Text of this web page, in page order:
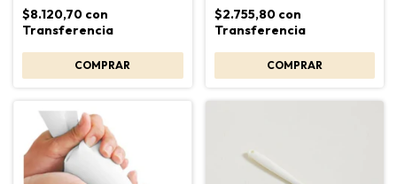
$8.120,70 con
Transferencia
$2.755,80 con
Transferencia